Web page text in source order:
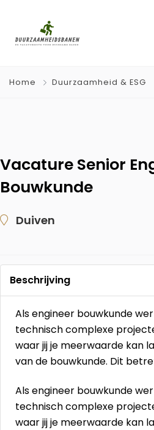
Home Duurzaamheid & ESG
Vacature Senior
Bouwkunde
Duiven
Beschrijving
Als engineer bouwkunde
technisch complexe
waar jij je meerwaarde kan
van de bouwkunde. Dit
Als engineer bouwkunde
technisch complexe
waar jij je meerwaarde kan